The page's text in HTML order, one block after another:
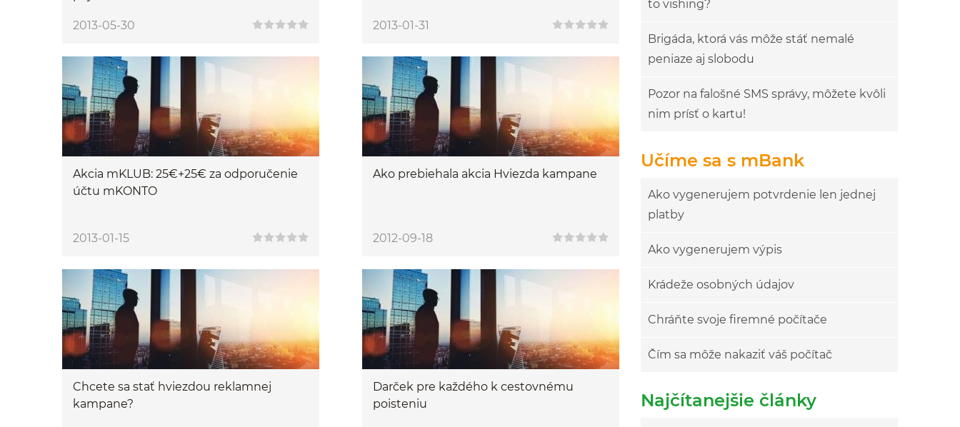
2013-05-30 2013-01-31
Akcia mKLUB: 25€+25€ za odporučenie
účtu mKONTO
2013-01-15
Ako prebiehala akcia Hviezda kampane
2012-09-18
Chcete sa stať hviezdou reklamnej
kampane?
Darček pre každého k cestovnému
poisteniu
to vishing?
Brigáda, ktorá vás môže stáť nemalé
peniaze aj slobodu
Pozor na falošné SMS správy, môžete kvôli
nim prísť o kartu!
Učíme sa s mBank
Ako vygenerujem potvrdenie len jednej
platby
Ako vygenerujem výpis
Krádeže osobných údajov
Chráňte svoje firemné počítače
Čím sa môže nakaziť váš počítač
Najčítanejšie články